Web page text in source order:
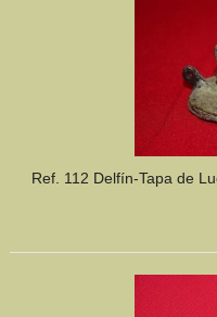
Ref. 112 Delfín-Tapa de